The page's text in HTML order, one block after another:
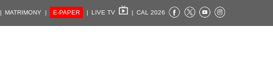
MATRIMONY | E-PAPER | LIVE TV | CAL 2026